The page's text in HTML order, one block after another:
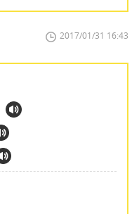
2017/01/31 16:43